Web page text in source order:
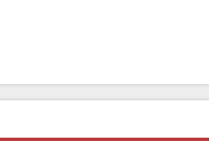
）
カー）
ーエヌピー)
グ）